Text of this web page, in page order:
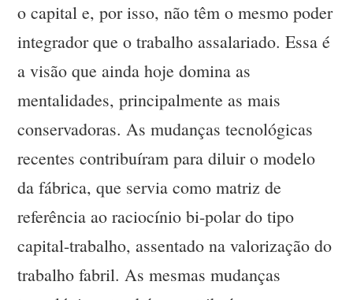
o capital e, por isso, não têm o mesmo poder
integrador que o trabalho assalariado. Essa é
a visão que ainda hoje domina as
mentalidades, principalmente as mais
conservadoras. As mudanças tecnológicas
recentes contribuíram para diluir o modelo
da fábrica, que servia como matriz de
referência ao raciocínio bi-polar do tipo
capital-trabalho, assentado na valorização do
trabalho fabril. As mesmas mudanças